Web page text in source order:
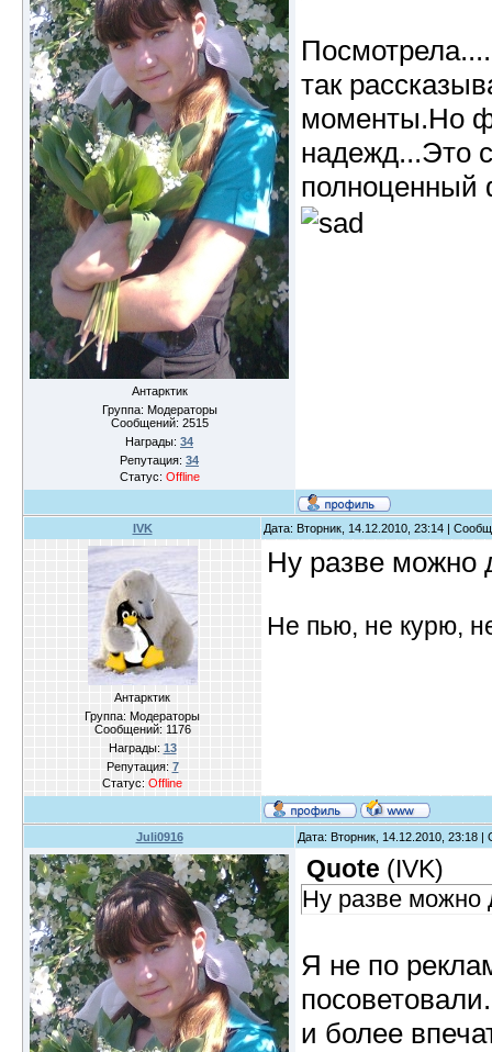
Антарктик
Группа: Модераторы
Сообщений: 2515
Награды: 34
Репутация: 34
Статус: Offline
так
моменты.Но
надежд...Это
IVK Дата: Вторник, 14.12.2010, 23:14 |
Антарктик
Группа: Модераторы
Сообщений: 1176
Награды: 13
Репутация: 7
Статус: Offline
Ну разве можно
Не пью, не курю,
Juli0916 Дата: Вторник, 14.12.2010, 23:18
Quote (IVK)
Ну разве можно
Я не по
и более